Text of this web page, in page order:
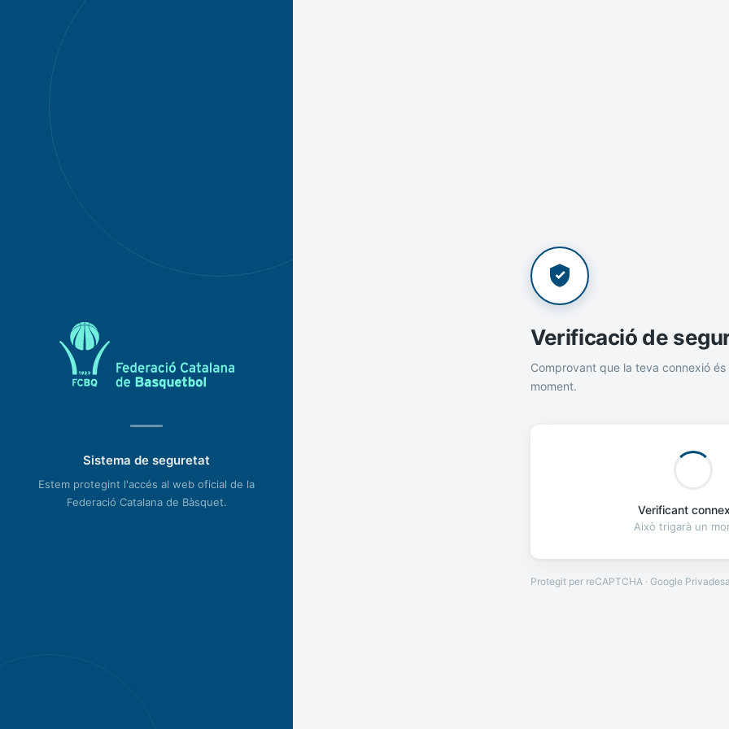
Sistema de seguretat
Estem protegint l'accés al web oficial de la
Federació Catalana de Bàsquet.
Verificació de
Comprovant que la teva connexió és
moment.
Verificant
Això trigarà un
Protegit per reCAPTCHA · Google Privadesa